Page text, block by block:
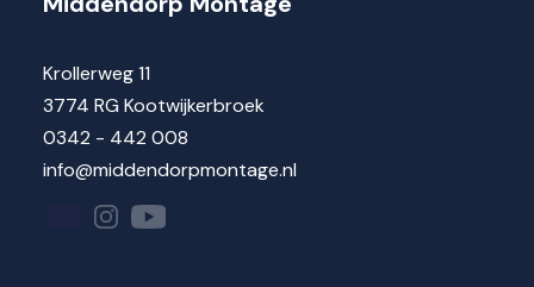
Krollerweg 11
3774 RG Kootwijkerbroek
0342 - 442 008
info@middendorpmontage.nl